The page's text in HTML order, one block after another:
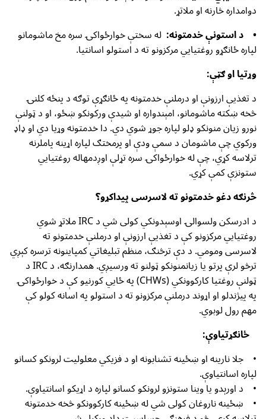
دوامداره څارنه او ملاتړ.
• د استونې خدمتونه: له سختې خوارځواکۍ سره مخ ماشومانو
لپاره ځانګړو روغتیايي مرکزونو ته د استولو اسانتیا.
وړتیا او ګټې:
د تغذیې ارزونې او درملنې خدمتونه په ځانګړې توګه د پنځه کلنۍ
څخه ښکته ماشومانو، امېندواره او شیدې ورکونکو ښځو، او د ټولنې
نورو زیان منونکو ډلو لپاره جوړ شوي دي. دا خدمتونه وړیا دي او ډاډ
ورکوي چې ماشومان د سمې ودې او پرمختګ لپاره اړینه پاملرنه
ترلاسه کړي، چې له خوارځواکۍ سره تړلې اوږدمهاله روغتیايي
ستونزې کمې کړي.
څرنګه دغو خدمتونو ته لاسرسی پیداکړو؟
د ادرسکن ولسوالۍ اوسېدونکي کولی شي د IRC ملاتړ شوي
روغتیايي مرکزونو کې د تغذیې ارزونې او درملنې خدمتونو ته
لاسرسی ومومي. د دې ترڅنګ، منظم تبلیغاتي کمپاینونه ترسره کېږي
ترڅو لرې پرتو یا زیانمنونکو ټولنو ته ورسیږي. همدارنګه، د IRC د
ټولنې روغتیا کارکوونکي (CHWs) په ځايي کورنیو کې د خوارځواکۍ
په پیژندلو او اړوند درملنې مرکزونو ته د استولو په اسانه کولو کې
مهم رول لوبوي.
ځانګړتیاوې:
• جلا نارینه او ښځینه تشنابونه او د فزیکي معلولیت لرونکو کسانو
لپاره اسانتیاوې.
• د اورېدو یا وینا ستونزو لرونکو کسانو لپاره د اړیکو اسانتیاوې.
• ښځینه ناروغان کولی شي له ښځینه کارکوونکو څخه خدمتونه